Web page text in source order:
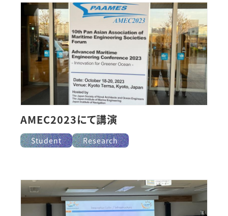
Student Research
AMEC2023にて講演